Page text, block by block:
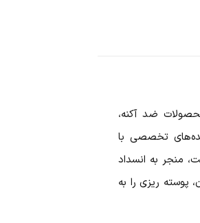
ضد آکنه،
تخصصی با
منجر به انسداد
پوسته ریزی را به